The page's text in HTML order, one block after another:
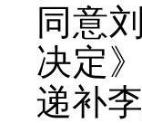
同意
决定
递补